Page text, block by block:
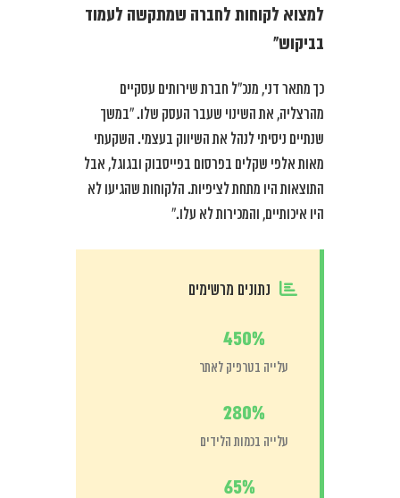
למצוא לקוחות לחברה שמתקשה לעמוד
בביקוש”
כך מתאר דני, מנכ”ל חברת שירותים עסקיים
מהרצליה, את השינוי שעבר העסק שלו. “במשך
שנתיים ניסיתי לנהל את השיווק בעצמי. השקעתי
מאות אלפי שקלים בפרסום בפייסבוק ובגוגל, אבל
התוצאות היו מתחת לציפיות. הלקוחות שהגיעו לא
היו איכותיים, והמכירות לא עלו.”
נתונים מרשימים
450%
עלייה בטרפיק לאתר
280%
עלייה בכמות הלידים
65%